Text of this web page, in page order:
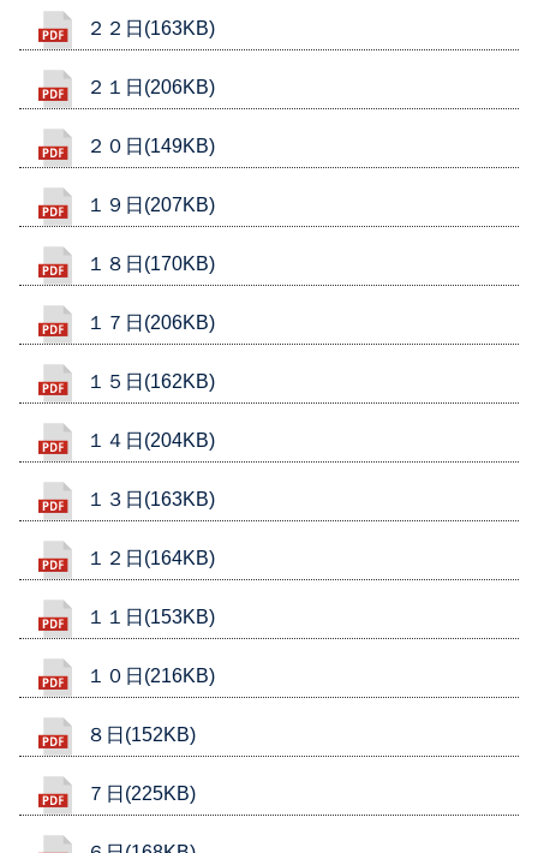
２２日(163KB)
２１日(206KB)
２０日(149KB)
１９日(207KB)
１８日(170KB)
１７日(206KB)
１５日(162KB)
１４日(204KB)
１３日(163KB)
１２日(164KB)
１１日(153KB)
１０日(216KB)
８日(152KB)
７日(225KB)